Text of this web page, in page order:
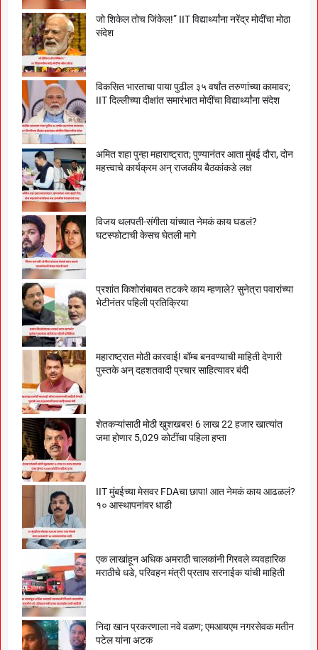
जो शिकेल तोच जिंकेल!” IIT विद्यार्थ्यांना नरेंद्र मोदींचा मोठा
संदेश
विकसित भारताचा पाया पुढील ३५ वर्षांत तरुणांच्या कामावर;
IIT दिल्लीच्या दीक्षांत समारंभात मोदींचा विद्यार्थ्यांना संदेश
अमित शहा पुन्हा महाराष्ट्रात; पुण्यानंतर आता मुंबई दौरा, दोन
महत्त्वाचे कार्यक्रम अन् राजकीय बैठकांकडे लक्ष
विजय थलपती-संगीता यांच्यात नेमकं काय घडलं?
घटस्फोटाची केसच घेतली मागे
प्रशांत किशोरांबाबत तटकरे काय म्हणाले? सुनेत्रा पवारांच्या
भेटीनंतर पहिली प्रतिक्रिया
महाराष्ट्रात मोठी कारवाई! बॉम्ब बनवण्याची माहिती देणारी
पुस्तके अन् दहशतवादी प्रचार साहित्यावर बंदी
शेतकऱ्यांसाठी मोठी खुशखबर! 6 लाख 22 हजार खात्यांत
जमा होणार 5,029 कोटींचा पहिला हप्ता
IIT मुंबईच्या मेसवर FDAचा छापा! आत नेमकं काय आढळलं?
१० आस्थापनांवर धाडी
एक लाखांहून अधिक अमराठी चालकांनी गिरवले व्यवहारिक
मराठीचे धडे, परिवहन मंत्री प्रताप सरनाईक यांची माहिती
निदा खान प्रकरणाला नवे वळण; एमआयएम नगरसेवक मतीन
पटेल यांना अटक